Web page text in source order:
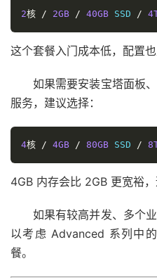
2核 / 2GB / 40GB SSD /
这个套餐入门成本低，配置也
如果需要安装宝塔面板
服务，建议选择：
4核 / 4GB / 80GB SSD /
4GB 内存会比 2GB 更宽裕，
如果有较高并发、多个
以考虑 Advanced 系列中
餐。